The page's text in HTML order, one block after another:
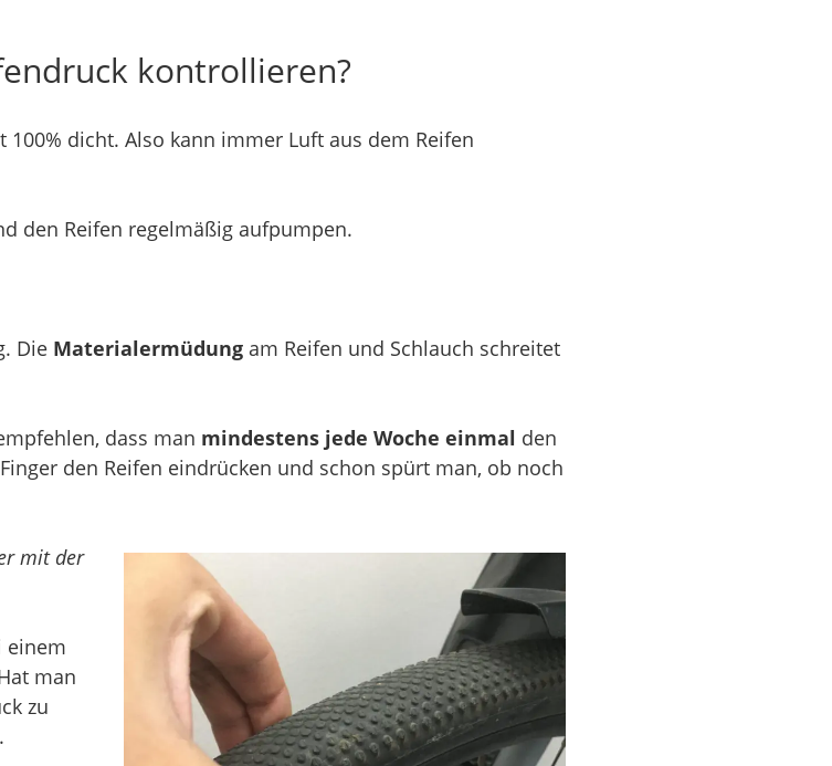
kontrollieren?
dicht. Also kann immer Luft aus dem Reifen
den Reifen regelmäßig aufpumpen.
Die Materialermüdung am Reifen und Schlauch schreitet
dass man mindestens jede Woche einmal den
den Reifen eindrücken und schon spürt man, ob noch
mit der
einem
man
zu